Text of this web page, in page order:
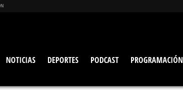
NOTICIAS DEPORTES PODCAST PROGRAMACIÓN